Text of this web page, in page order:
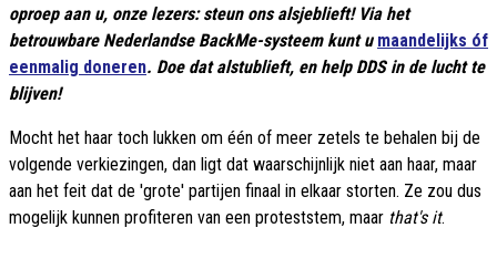
oproep aan u, onze lezers: steun ons alsjeblieft! Via het
betrouwbare Nederlandse BackMe-systeem kunt u maandelijks óf
eenmalig doneren. Doe dat alstublieft, en help DDS in de lucht te
blijven!
Mocht het haar toch lukken om één of meer zetels te behalen bij de
volgende verkiezingen, dan ligt dat waarschijnlijk niet aan haar, maar
aan het feit dat de 'grote' partijen finaal in elkaar storten. Ze zou dus
mogelijk kunnen profiteren van een proteststem, maar that's it.